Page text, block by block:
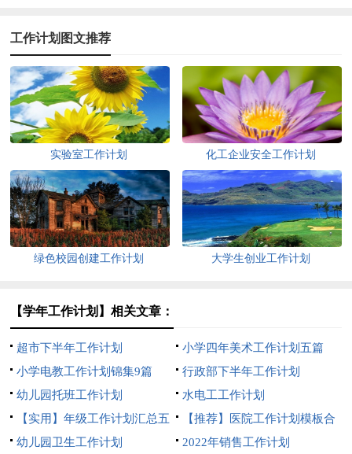
工作计划图文推荐
实验室工作计划 化工企业安全工作计划
绿色校园创建工作计划 大学生创业工作计划
【学年工作计划】相关文章：
超市下半年工作计划
小学四年美术工作计划五篇
小学电教工作计划锦集9篇
行政部下半年工作计划
幼儿园托班工作计划
水电工工作计划
【实用】年级工作计划汇总五
篇
【推荐】医院工作计划模板合
集7篇
幼儿园卫生工作计划 2022年销售工作计划